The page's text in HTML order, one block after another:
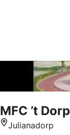
MFC ’t
Locatie
Julianadorp